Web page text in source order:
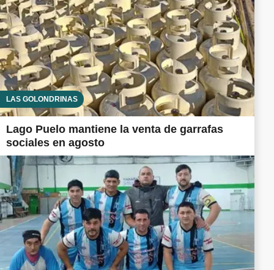
LAS GOLONDRINAS
Lago Puelo mantiene la venta de garrafas
sociales en agosto